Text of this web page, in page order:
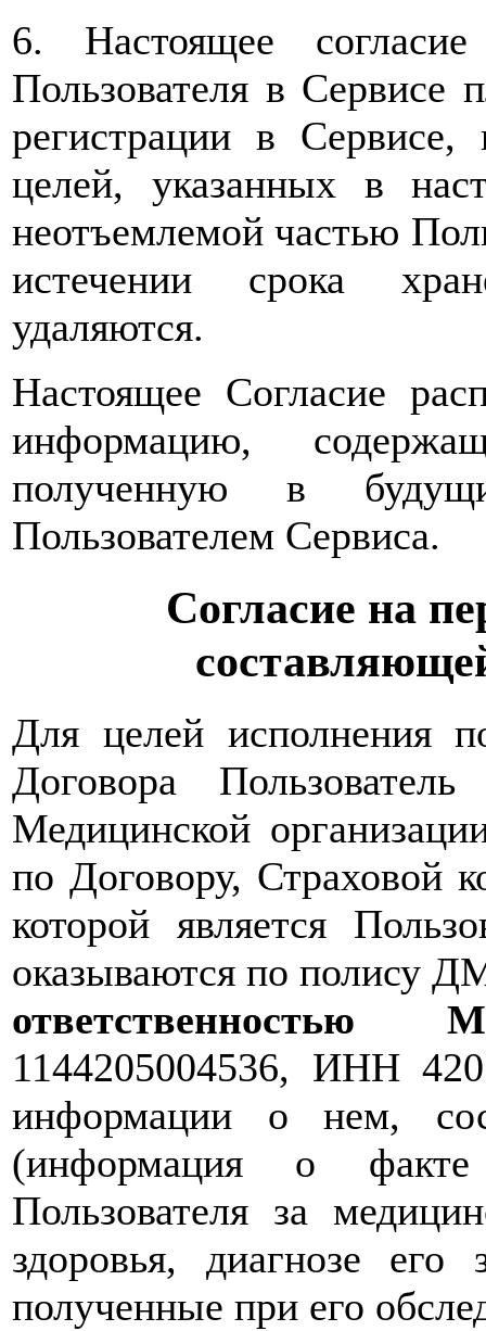
6. Настоящее
Пользователя в
регистрации в
целей, указанных в
неотъемлемой частью
истечении срока
удаляются.
Настоящее Согласие
информацию,
полученную в
Пользователем Сервиса.
Согласие на
Для целей исполнения
Договора
Медицинской
по Договору, Страховой
которой является
оказываются по полису
1144205004536, ИНН
информации о нем,
(информация о
Пользователя за
здоровья, диагнозе его
полученные при его